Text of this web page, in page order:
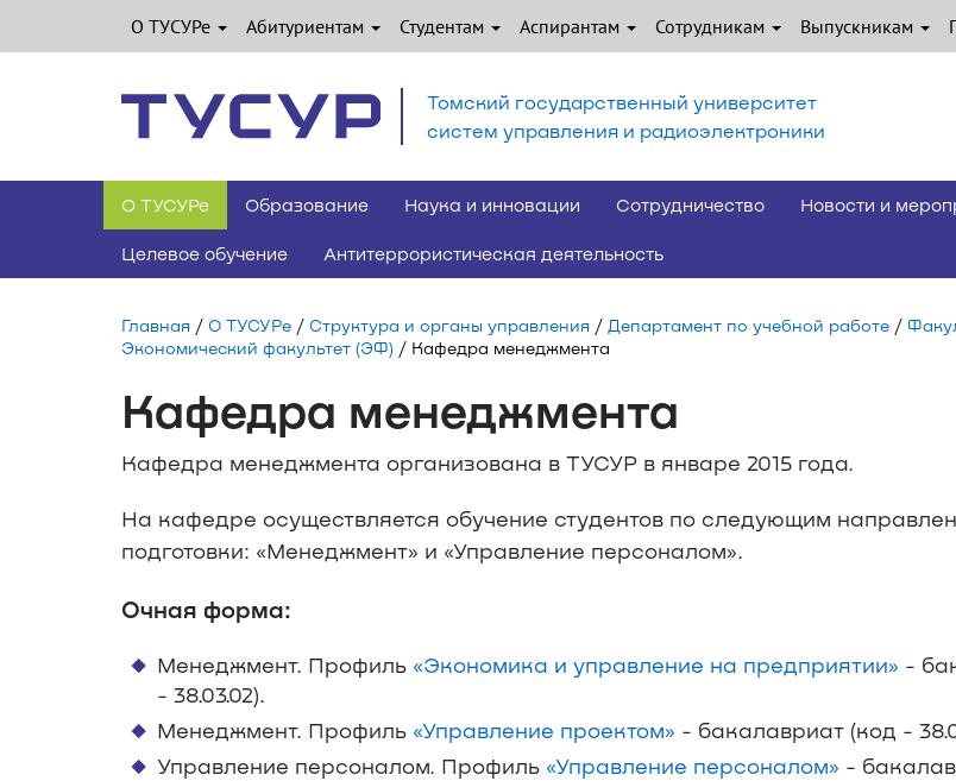
О ТУСУРе Абитуриентам Студентам Аспирантам Сотрудникам Выпускникам
Томский государственный университет
систем управления и радиоэлектроники
О ТУСУРе Образование Наука и инновации Сотрудничество Новости и
Целевое обучение Антитеррористическая деятельность
Главная / О ТУСУРе / Структура и органы управления / Департамент по учебной работе /
Экономический факультет (ЭФ) / Кафедра менеджмента
Кафедра менеджмента
Кафедра менеджмента организована в ТУСУР в январе 2015 года.
На кафедре осуществляется обучение студентов по следующим
подготовки: «Менеджмент» и «Управление персоналом».
Очная форма:
Менеджмент. Профиль «Экономика и управление на предприятии» -
- 38.03.02).
Менеджмент. Профиль «Управление проектом» - бакалавриат (код -
Управление персоналом. Профиль «Управление персоналом» -